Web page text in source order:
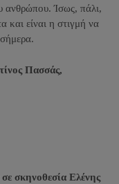
ανθρώπου. Ίσως, πάλι,
και είναι η στιγμή να
Πασσάς,
σκηνοθεσία Ελένης